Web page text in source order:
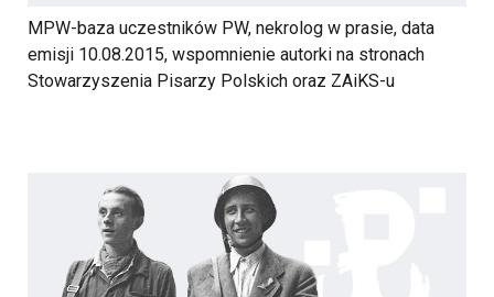
MPW-baza uczestników PW, nekrolog w prasie, data
emisji 10.08.2015, wspomnienie autorki na stronach
Stowarzyszenia Pisarzy Polskich oraz ZAiKS-u